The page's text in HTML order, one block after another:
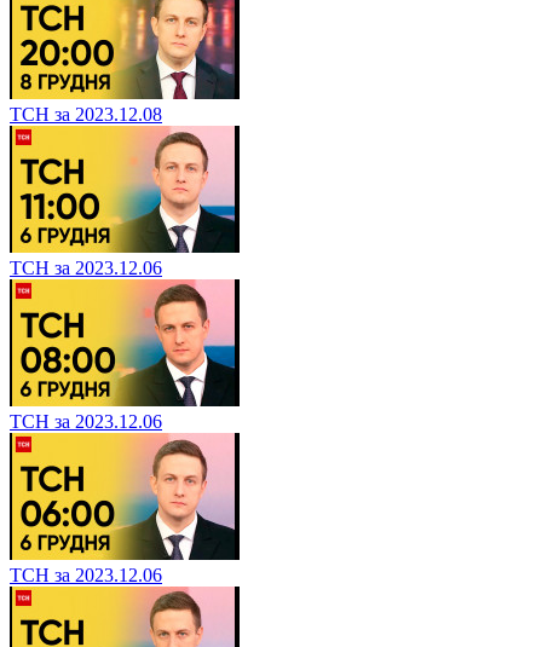
ТСН за 2023.12.08
ТСН за 2023.12.06
ТСН за 2023.12.06
ТСН за 2023.12.06